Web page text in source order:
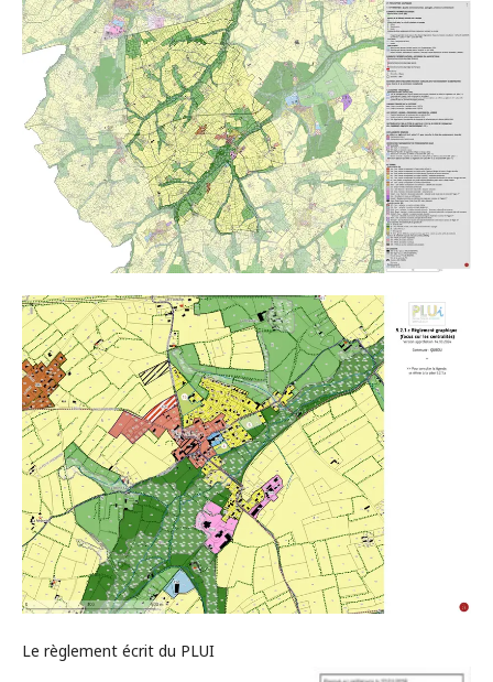
Le règlement écrit du PLUI